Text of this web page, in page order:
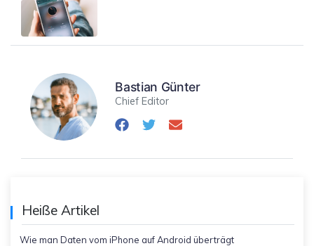
Bastian Günter
Chief Editor
Heiße Artikel
Wie man Daten vom iPhone auf Android überträgt